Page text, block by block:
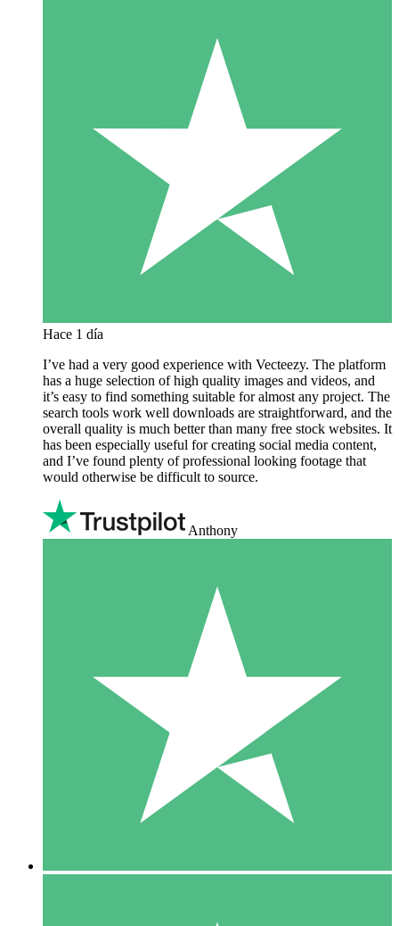
Hace 1 día
I’ve had a very good experience with Vecteezy. The platform
has a huge selection of high quality images and videos, and
it’s easy to find something suitable for almost any project. The
search tools work well downloads are straightforward, and the
overall quality is much better than many free stock websites. It
has been especially useful for creating social media content,
and I’ve found plenty of professional looking footage that
would otherwise be difficult to source.
Anthony